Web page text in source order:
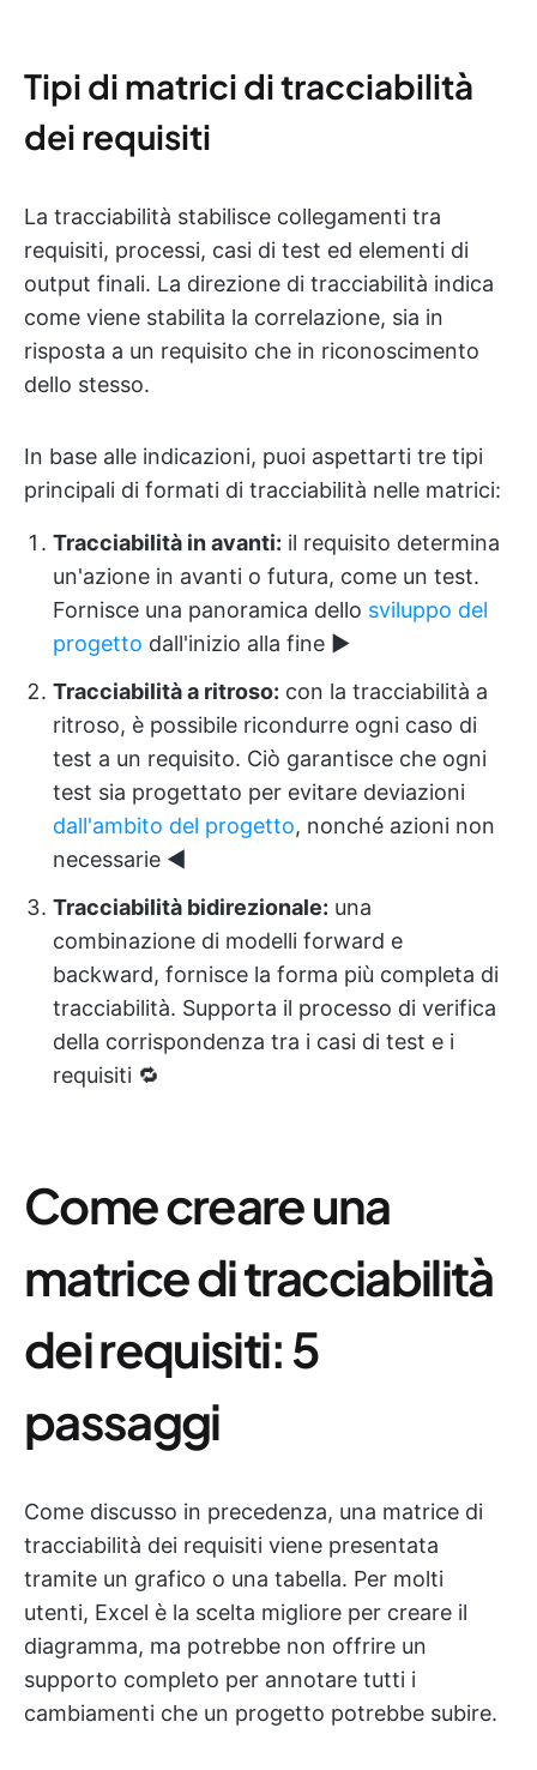
Tipi di matrici di tracciabilità
dei requisiti
La tracciabilità stabilisce collegamenti tra
requisiti, processi, casi di test ed elementi di
output finali. La direzione di tracciabilità indica
come viene stabilita la correlazione, sia in
risposta a un requisito che in riconoscimento
dello stesso.
In base alle indicazioni, puoi aspettarti tre tipi
principali di formati di tracciabilità nelle matrici:
Tracciabilità in avanti: il requisito determina
un'azione in avanti o futura, come un test.
Fornisce una panoramica dello sviluppo del
progetto dall'inizio alla fine ▶️
Tracciabilità a ritroso: con la tracciabilità a
ritroso, è possibile ricondurre ogni caso di
test a un requisito. Ciò garantisce che ogni
test sia progettato per evitare deviazioni
dall'ambito del progetto, nonché azioni non
necessarie ◀️
Tracciabilità bidirezionale: una
combinazione di modelli forward e
backward, fornisce la forma più completa di
tracciabilità. Supporta il processo di verifica
della corrispondenza tra i casi di test e i
requisiti 🔁
Come creare una
matrice di tracciabilità
dei requisiti: 5
passaggi
Come discusso in precedenza, una matrice di
tracciabilità dei requisiti viene presentata
tramite un grafico o una tabella. Per molti
utenti, Excel è la scelta migliore per creare il
diagramma, ma potrebbe non offrire un
supporto completo per annotare tutti i
cambiamenti che un progetto potrebbe subire.